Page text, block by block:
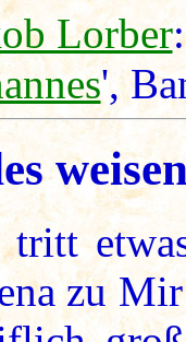
Lorber
',
zu